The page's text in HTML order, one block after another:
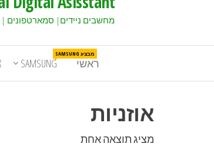
מחשבים ניידים| סמארטפונים |
ראשי SAMSUNG
מבצע SAMSUNG
אוזניות
מציג תוצאה אחת